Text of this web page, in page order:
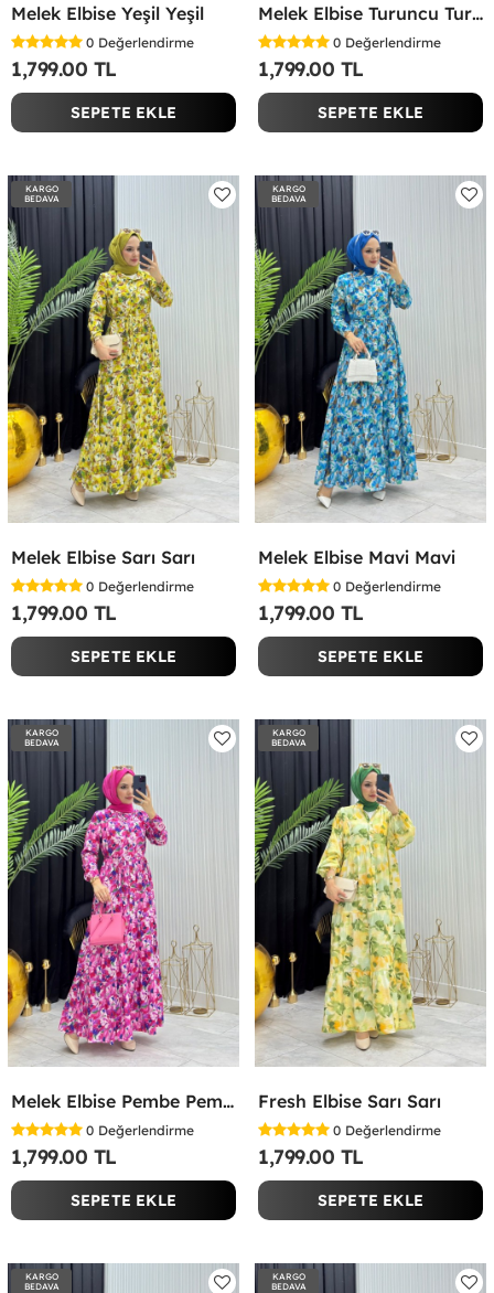
Melek Elbise Yeşil Yeşil
0 Değerlendirme
1,799.00 TL
SEPETE EKLE
Melek Elbise Turuncu Turuncu
0 Değerlendirme
1,799.00 TL
SEPETE EKLE
KARGO
BEDAVA
Melek Elbise Sarı Sarı
0 Değerlendirme
1,799.00 TL
SEPETE EKLE
KARGO
BEDAVA
Melek Elbise Mavi Mavi
0 Değerlendirme
1,799.00 TL
SEPETE EKLE
KARGO
BEDAVA
Melek Elbise Pembe Pembe
0 Değerlendirme
1,799.00 TL
SEPETE EKLE
KARGO
BEDAVA
Fresh Elbise Sarı Sarı
0 Değerlendirme
1,799.00 TL
SEPETE EKLE
KARGO
BEDAVA
KARGO
BEDAVA